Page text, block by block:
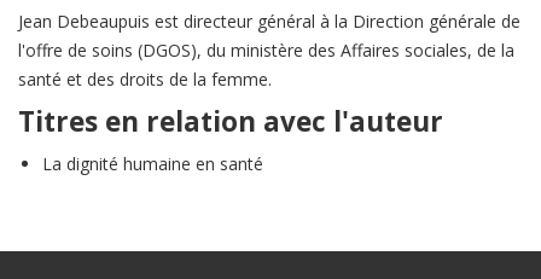
Jean Debeaupuis est directeur général à la Direction générale de
l'offre de soins (DGOS), du ministère des Affaires sociales, de la
santé et des droits de la femme.
Titres en relation avec l'auteur
La dignité humaine en santé